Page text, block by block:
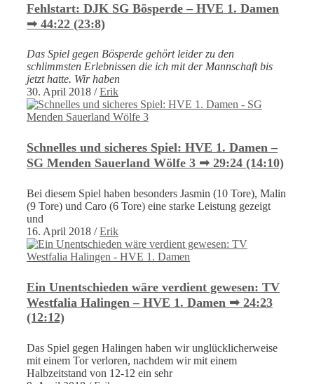
Fehlstart: DJK SG Bösperde – HVE 1. Damen
➟ 44:22 (23:8)
Das Spiel gegen Bösperde gehört leider zu den
schlimmsten Erlebnissen die ich mit der Mannschaft bis
jetzt hatte. Wir haben
30. April 2018 /Erik
Schnelles und sicheres Spiel: HVE 1. Damen –
SG Menden Sauerland Wölfe 3 ➟ 29:24 (14:10)
Bei diesem Spiel haben besonders Jasmin (10 Tore), Malin
(9 Tore) und Caro (6 Tore) eine starke Leistung gezeigt
und
16. April 2018 /Erik
Ein Unentschieden wäre verdient gewesen: TV
Westfalia Halingen – HVE 1. Damen ➟ 24:23
(12:12)
Das Spiel gegen Halingen haben wir unglücklicherweise
mit einem Tor verloren, nachdem wir mit einem
Halbzeitstand von 12-12 ein sehr